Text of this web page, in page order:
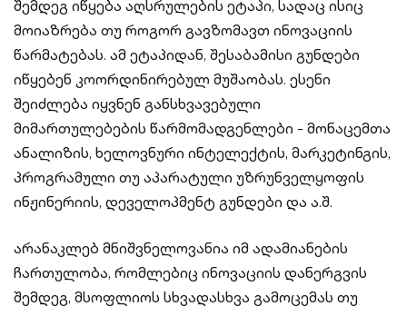
შემდეგ იწყება აღსრულების ეტაპი, სადაც ისიც
მოიაზრება თუ როგორ გავზომავთ ინოვაციის
წარმატებას. ამ ეტაპიდან, შესაბამისი გუნდები
იწყებენ კოორდინირებულ მუშაობას. ესენი
შეიძლება იყვნენ განსხვავებული
მიმართულებების წარმომადგენლები - მონაცემთა
ანალიზის, ხელოვნური ინტელექტის, მარკეტინგის,
პროგრამული თუ აპარატული უზრუნველყოფის
ინჟინერიის, დეველოპმენტ გუნდები და ა.შ.
არანაკლებ მნიშვნელოვანია იმ ადამიანების
ჩართულობა, რომლებიც ინოვაციის დანერგვის
შემდეგ, მსოფლიოს სხვადასხვა გამოცემას თუ